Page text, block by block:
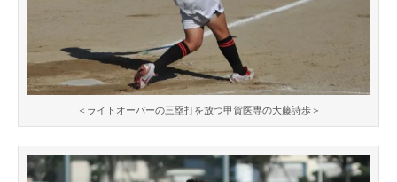
＜ライトオーバーの三塁打を放つ甲賀医専の大藤詩歩＞